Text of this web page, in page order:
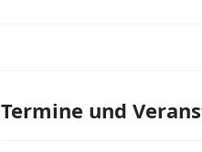
Termine und